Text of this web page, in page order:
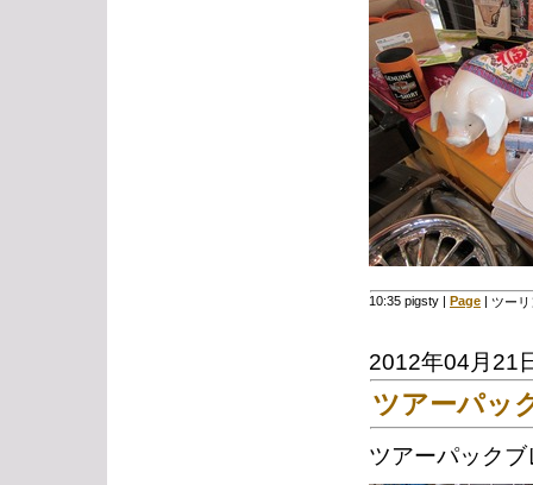
10:35 pigsty | Page | ツー
2012年04月21
ツアーパッ
ツアーパック